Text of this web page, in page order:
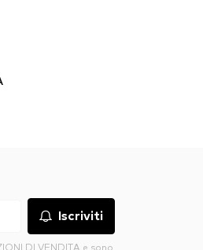
Iscriviti
DI VENDITA e sono